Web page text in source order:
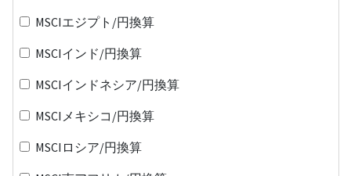
MSCIエジプト/円換算
MSCIインド/円換算
MSCIインドネシア/円換算
MSCIメキシコ/円換算
MSCIロシア/円換算